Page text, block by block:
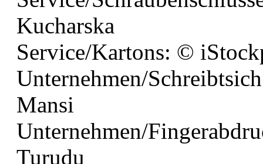
Kucharska
Service/Kartons: ©
Unternehmen/
Mansi
Unternehmen/
Turudu